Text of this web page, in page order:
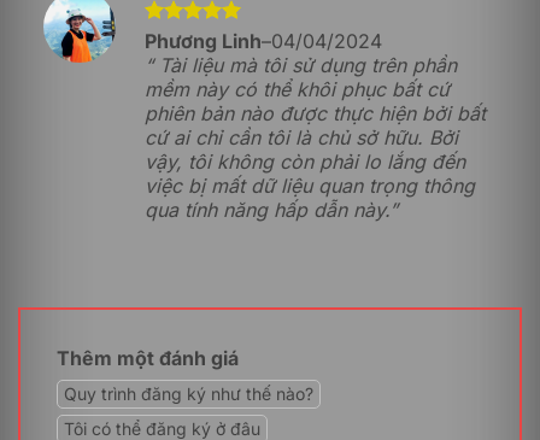
Hỗ trợ theo dõi và báo cáo:
để phân tích và phân tích và gợi ý những thông tin
chi tiết về tình trạng của dữ liệu giúp đề xuất các
biện pháp khắc phục rủi ro tiềm ẩn.
Quản lý truy cập:Hỗ trợ quản lý các quyền truy cập
vào nội dung để đảm bảo chỉ những thành viên
được cho phép mới có thể xem và chỉnh sửa.
Tích hợp cùng Power Automate
động hóa quy trình làm việc và quản lý thông tin sao
tăng cường hiệu suất làm việc đáng kể.
Ai nên sử dụng Microsoft SharePoint Syntex –
Được xếp
hạng 55
sao
Phương Linh–04/04/2024
“ Tài liệu mà tôi sử dụng trên phần
mềm này có thể khôi phục bất cứ
phiên bản nào được thực hiện bởi bất
cứ ai chỉ cần tôi là chủ sở hữu. Bởi
vậy, tôi không còn phải lo lắng đến
việc bị mất dữ liệu quan trọng thông
qua tính năng hấp dẫn này.”
Thêm một đánh giá
Quy trình đăng ký như thế nào?
Tôi có thể đăng ký ở đâu